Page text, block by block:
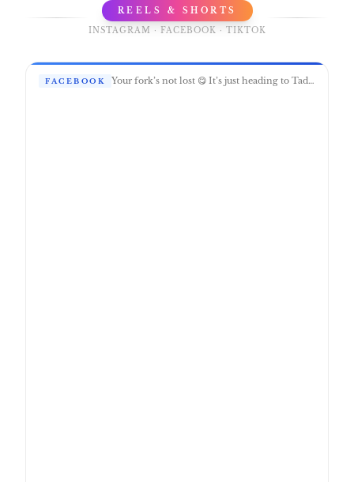
REELS & SHORTS
INSTAGRAM · FACEBOOK · TIKTOK
FACEBOOK Your fork’s not lost 😋 It’s just heading to Tadao 🍱 🌿 #tadaopokebar #fastgood